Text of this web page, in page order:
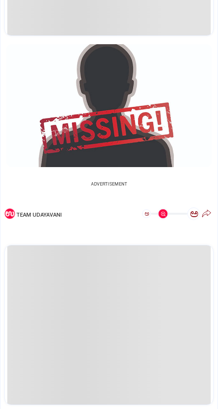
ADVERTISEMENT
TEAM UDAYAVANI ಅ ಅ